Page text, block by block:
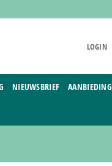
LOGIN
NIEUWSBRIEF AANBIEDING